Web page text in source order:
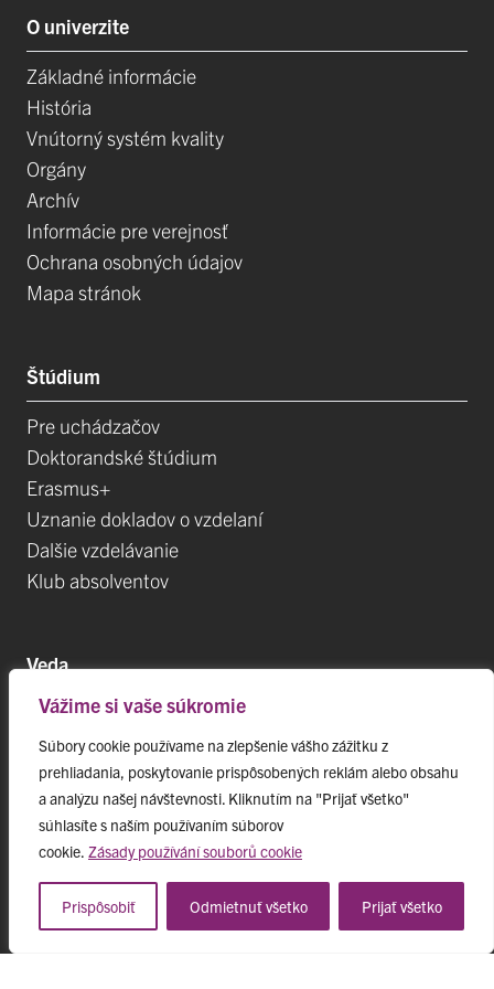
Vážime si vaše súkromie
Súbory cookie používame na zlepšenie vášho zážitku z
prehliadania, poskytovanie prispôsobených reklám alebo obsahu
a analýzu našej návštevnosti. Kliknutím na "Prijať všetko"
súhlasíte s naším používaním súborov
cookie. Zásady používání souborů cookie
Prispôsobiť Odmietnuť všetko Prijať všetko
O univerzite
Základné informácie
História
Vnútorný systém kvality
Orgány
Archív
Informácie pre verejnosť
Ochrana osobných údajov
Mapa stránok
Štúdium
Pre uchádzačov
Doktorandské štúdium
Erasmus+
Uznanie dokladov o vzdelaní
Dalšie vzdelávanie
Klub absolventov
Veda
Postdoktorandské pozíce
Projekty
Špičkové tímy
TIP-UPJŠ
Vedecké parky
Evidencia publikačnej činnosti
Habilitačné a vymenúvacie konania